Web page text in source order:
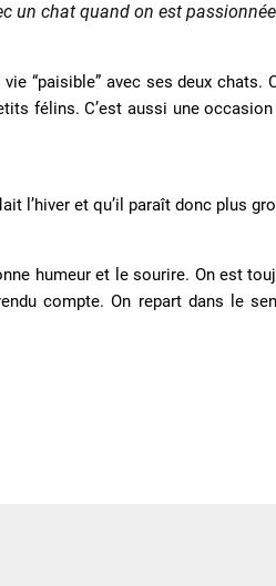
un chat quand on est
“paisible” avec ses deux chats.
félins. C’est aussi une
l’hiver et qu’il paraît donc plus
humeur et le sourire. On est
compte. On repart dans le